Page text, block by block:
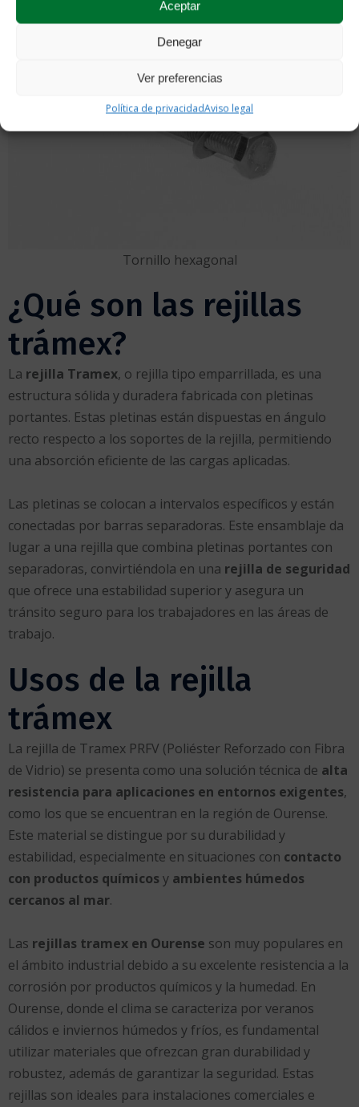
Aceptar
Denegar
Ver preferencias
Política de privacidadAviso legal
Tornillo hexagonal
¿Qué son las rejillas
trámex?
La rejilla Tramex, o rejilla tipo emparrillada, es una
estructura sólida y duradera fabricada con pletinas
portantes. Estas pletinas están dispuestas en ángulo
recto respecto a los soportes de la rejilla, permitiendo
una absorción eficiente de las cargas aplicadas.
Las pletinas se colocan a intervalos específicos y están
conectadas por barras separadoras. Este ensamblaje da
lugar a una rejilla que combina pletinas portantes con
separadoras, convirtiéndola en una rejilla de seguridad
que ofrece una estabilidad superior y asegura un
tránsito seguro para los trabajadores en las áreas de
trabajo.
Usos de la rejilla
trámex
La rejilla de Tramex PRFV (Poliéster Reforzado con Fibra
de Vidrio) se presenta como una solución técnica de alta
resistencia para aplicaciones en entornos exigentes,
como los que se encuentran en la región de Ourense.
Este material se distingue por su durabilidad y
estabilidad, especialmente en situaciones con contacto
con productos químicos y ambientes húmedos
cercanos al mar.
Las rejillas tramex en Ourense son muy populares en
el ámbito industrial debido a su excelente resistencia a la
corrosión por productos químicos y la humedad. En
Ourense, donde el clima se caracteriza por veranos
cálidos e inviernos húmedos y fríos, es fundamental
utilizar materiales que ofrezcan gran durabilidad y
robustez, además de garantizar la seguridad. Estas
rejillas son ideales para instalaciones comerciales e